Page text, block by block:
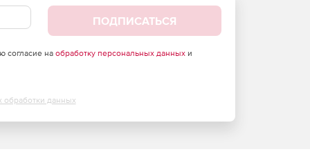
ПОДПИСАТЬСЯ
согласие на обработку персональных данныхи
обработки данных